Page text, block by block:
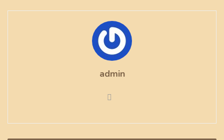
admin